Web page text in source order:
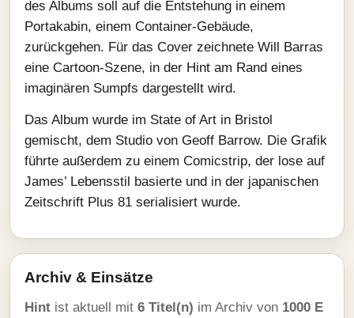
des Albums soll auf die Entstehung in einem
Portakabin, einem Container-Gebäude,
zurückgehen. Für das Cover zeichnete Will Barras
eine Cartoon-Szene, in der Hint am Rand eines
imaginären Sumpfs dargestellt wird.
Das Album wurde im State of Art in Bristol
gemischt, dem Studio von Geoff Barrow. Die Grafik
führte außerdem zu einem Comicstrip, der lose auf
James’ Lebensstil basierte und in der japanischen
Zeitschrift Plus 81 serialisiert wurde.
Archiv & Einsätze
Hint ist aktuell mit 6 Titel(n) im Archiv von 1000 E